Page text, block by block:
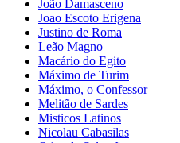
João Damasceno
Joao Escoto Erigena
Justino de Roma
Leão Magno
Macário do Egito
Máximo de Turim
Máximo, o Confessor
Melitão de Sardes
Misticos Latinos
Nicolau Cabasilas